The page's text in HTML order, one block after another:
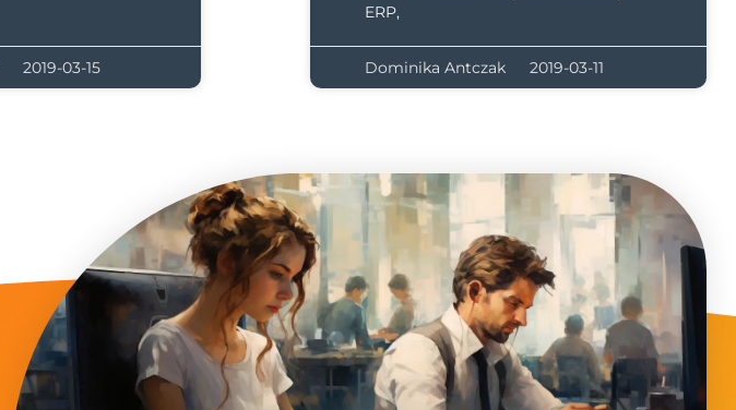
2019-03-15
ERP,
Dominika Antczak 2019-03-11